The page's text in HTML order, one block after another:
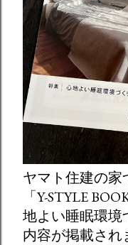
ヤマト住建の
「Y-STYLE
地よい睡眠環境
内容が掲載され